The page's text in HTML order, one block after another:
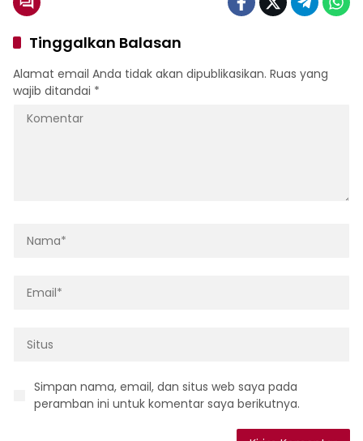
Tinggalkan Balasan
Alamat email Anda tidak akan dipublikasikan. Ruas yang
wajib ditandai *
Simpan nama, email, dan situs web saya pada
peramban ini untuk komentar saya berikutnya.